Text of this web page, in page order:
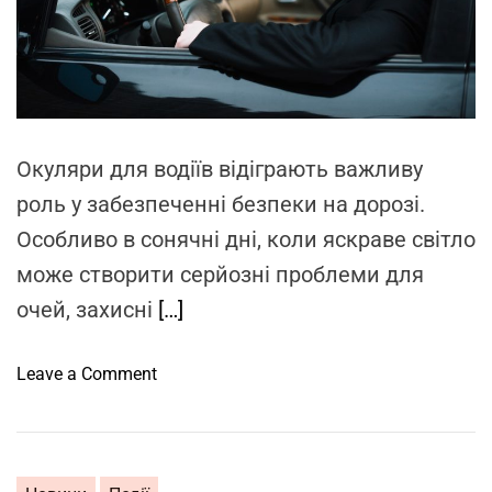
в
о
з
о
р
о
к
и
с
e
Окуляри для водіїв відіграють важливу
роль у забезпеченні безпеки на дорозі.
Особливо в сонячні дні, коли яскраве світло
може створити серйозні проблеми для
очей, захисні […]
Leave a Commento
О
у